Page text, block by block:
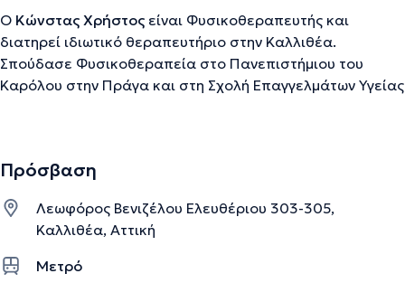
Ο Κώνστας Χρήστος είναι Φυσικοθεραπευτής και
διατηρεί ιδιωτικό θεραπευτήριο στην Καλλιθέα.
Σπούδασε Φυσικοθεραπεία στο Πανεπιστήμιου του
Καρόλου στην Πράγα και στη Σχολή Επαγγελμάτων Υγείας
αποκατάσταση και στη Φυσικοθεραπευτική αξιολόγηση
επαληθευμένες πληροφορίες.
Πρόσβαση
Λεωφόρος Βενιζέλου Ελευθέριου 303-305,
Καλλιθέα, Αττική
Μετρό